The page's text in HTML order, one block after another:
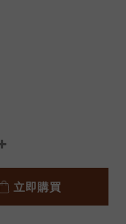
立即購買